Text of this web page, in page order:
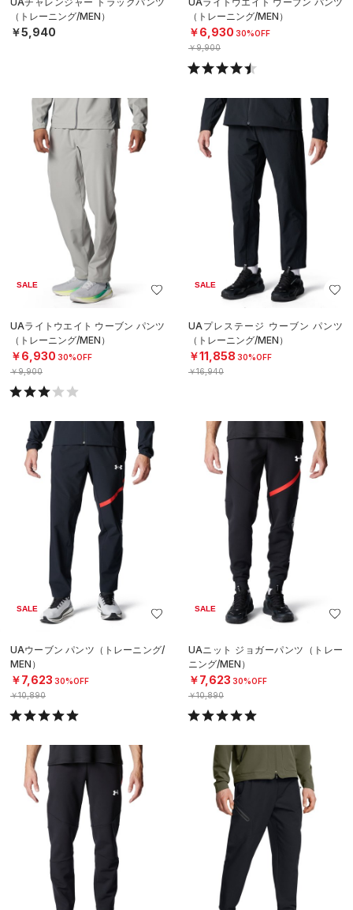
（トレーニング/MEN）
￥5,940
（トレーニング/MEN）
￥6,930 30%OFF
￥9,900
SALE
UAライトウエイト ウーブン パンツ
（トレーニング/MEN）
￥6,930 30%OFF
￥9,900
SALE
UAプレステージ ウーブン パンツ
（トレーニング/MEN）
￥11,858 30%OFF
￥16,940
SALE
UAウーブン パンツ（トレーニング/
MEN）
￥7,623 30%OFF
￥10,890
SALE
UAニット ジョガーパンツ（トレー
ニング/MEN）
￥7,623 30%OFF
￥10,890